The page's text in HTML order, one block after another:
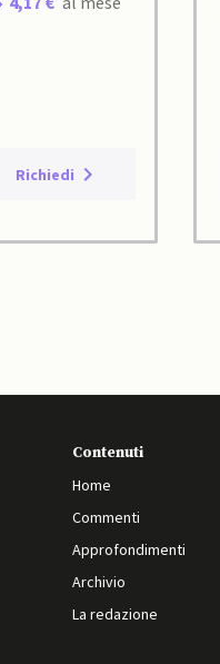
Richiedi
Contenuti
Home
Commenti
Approfondimenti
Archivio
La redazione